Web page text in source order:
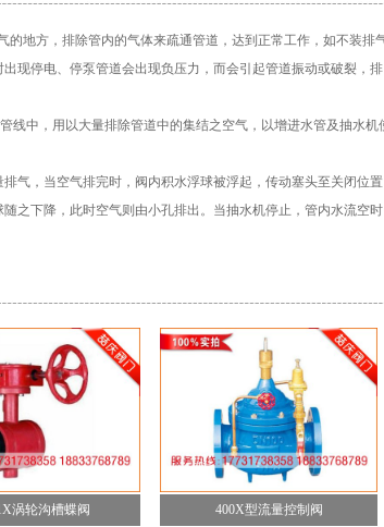
地方，排除管内的气体来疏通管道，达到正常工作，如不装排
现停电、停泵管道会出现负压力，而会引起管道振动或破裂，
线中，用以大量排除管道中的集结之空气，以增进水管及抽水
气，当空气排完时，阀内积水浮球被浮起，传动塞头至关闭位
之下降，此时空气则由小孔排出。当抽水机停止，管内水流空
涡轮沟槽蝶阀 400X型流量控制阀